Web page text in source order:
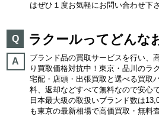
はぜひ１度お気軽にお問い合わせ下さ
Q ラクールってどんな
A
ブランド品の買取サービスを行い、
り買取価格対抗中！東京・品川のラ
宅配・店頭・出張買取と選べる買取
料、返却などすべて無料なので安心で
日本最大級の取扱いブランド数は
も東京の最新相場で高価買取・無料